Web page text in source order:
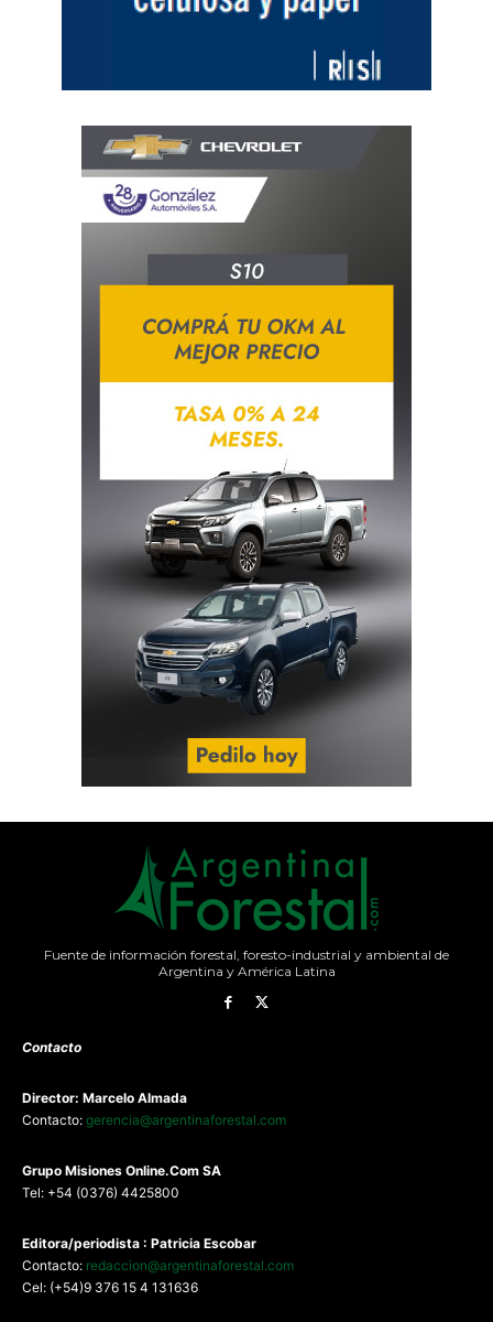
Fuente de información forestal, foresto-industrial y ambiental de
Argentina y América Latina
Contacto
Director: Marcelo Almada
Contacto: gerencia@argentinaforestal.com
Grupo Misiones Online.Com SA
Tel: +54 (0376) 4425800
Editora/periodista : Patricia Escobar
Contacto: redaccion@argentinaforestal.com
Cel: (+54)9 376 15 4 131636